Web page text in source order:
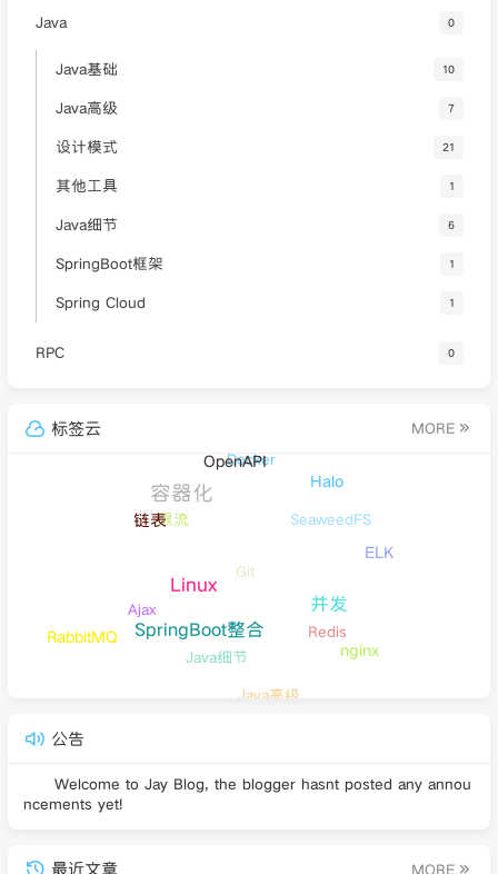
Java 0
Java基础 10
Java高级 7
设计模式 21
其他工具 1
Java细节 6
SpringBoot框架 1
Spring Cloud 1
RPC 0
标签云 MORE
Halo
ELK
SeaweedFS
Docker
OpenAPI
容器化
并发
nginx
Redis
Git
限流
链表
Linux
SpringBoot整合
Java高级
Java细节
Ajax
RabbitMQ
公告
Welcome to Jay Blog, the blogger hasnt posted any annou
ncements yet!
最近文章 MORE